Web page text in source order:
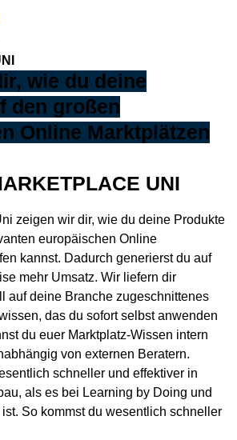
wie du deine
den großen
Online Marktplätzen
UNI
zeigen wir dir, wie du deine Produkte
europäischen Online
kannst. Dadurch generierst du auf
mehr Umsatz. Wir liefern dir
auf deine Branche zugeschnittenes
das du sofort selbst anwenden
du euer Marktplatz-Wissen intern
von externen Beratern.
schneller und effektiver in
als es bei Learning by Doing und
So kommst du wesentlich schneller